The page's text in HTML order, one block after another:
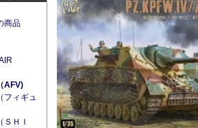
商品
AFV)
フィギュ
ＨＩ